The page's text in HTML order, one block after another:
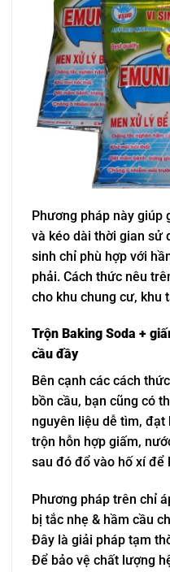
Phương pháp này giúp
và kéo dài thời gian sử
sinh chỉ phù hợp với
phải. Cách thức nêu
cho khu chung cư, khu
Trộn Baking Soda +
cầu đầy
Bên cạnh các cách
bồn cầu, bạn cũng có
nguyên liệu dễ tìm,
trộn hỗn hợp giấm,
sau đó đổ vào hố xí để
Phương pháp trên chỉ
bị tắc nhẹ & hầm cầu
Đây là giải pháp tạm
Để bảo vệ chất lượng